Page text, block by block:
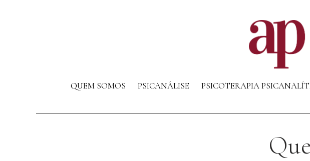
QUEM SOMOS PSICANÁLISE PSICOTERAPIA